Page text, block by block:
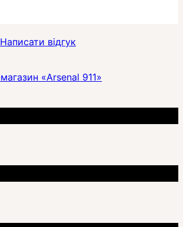
Написати відгук